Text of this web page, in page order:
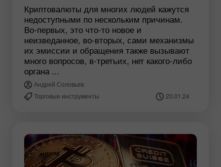
Криптовалюты для многих людей кажутся
недоступными по нескольким причинам.
Во-первых, это что-то новое и
неизведанное, во-вторых, сами механизмы
их эмиссии и обращения также вызывают
много вопросов, в-третьих, нет какого-либо
органа ...
Андрей Соловьев
Торговые инструменты
20.01.24